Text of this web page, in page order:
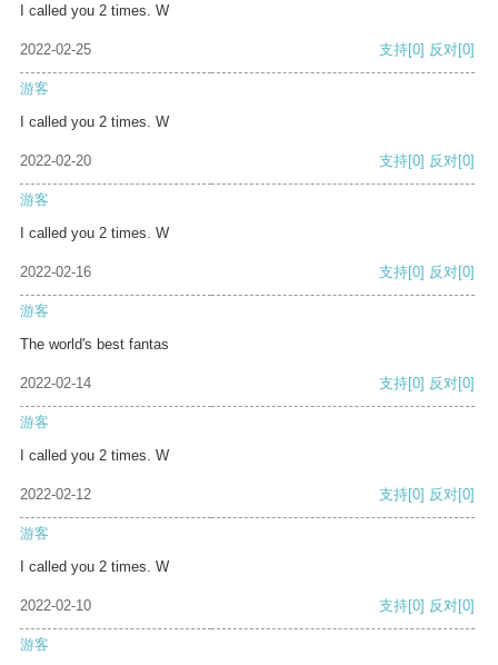
I called you 2 times. W
2022-02-25 支持[0] 反对[0]
游客
I called you 2 times. W
2022-02-20 支持[0] 反对[0]
游客
I called you 2 times. W
2022-02-16 支持[0] 反对[0]
游客
The world's best fantas
2022-02-14 支持[0] 反对[0]
游客
I called you 2 times. W
2022-02-12 支持[0] 反对[0]
游客
I called you 2 times. W
2022-02-10 支持[0] 反对[0]
游客